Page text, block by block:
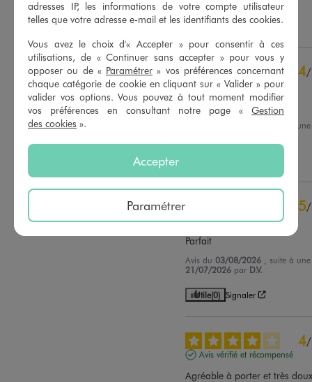
Basé sur 396
avis soumis à un
contrôle
Voir tous les avis sur ce site
5étoiles
271
4étoiles
104
3étoiles
12
2étoiles
7
1étoile 2
Trier les avis
Utile(0) Signaler
4/
Avis vérifié et récompensé
Bien
, suite à
5/
Avis vérifié et récompensé
Parfait
Avis du03/08/2026
, suite à
21/07/2026 par D.V.
Utile(0) Signaler
4/
Avis vérifié et récompensé
Agréable à porter et très
adresses IP, les informations de votre compte utilisateur
telles que votre adresse e-mail et les identifiants des cookies.
Vous avez le choix d'« Accepter » pour consentir à ces
utilisations, de « Continuer sans accepter » pour vous y
opposer ou de « Paramétrer » vos préférences concernant
chaque catégorie de cookie en cliquant sur « Valider » pour
valider vos options. Vous pouvez à tout moment modifier
vos préférences en consultant notre page « Gestion
des cookies ».
Accepter
Paramétrer